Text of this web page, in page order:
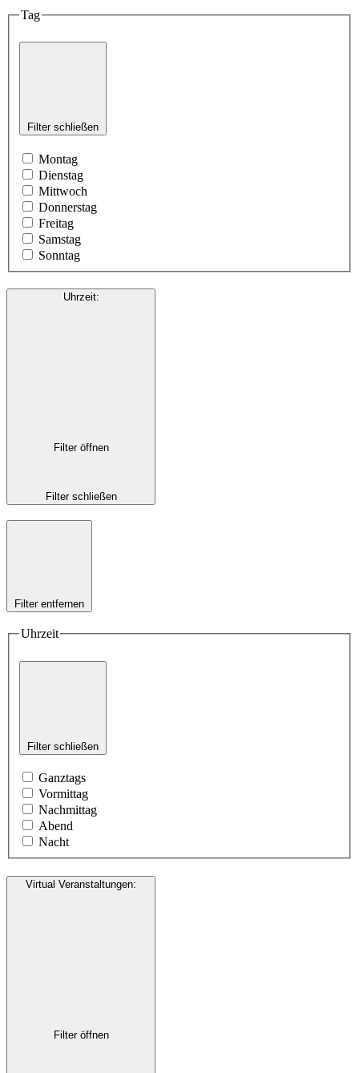
Tag
Filter schließen
Montag
Dienstag
Mittwoch
Donnerstag
Freitag
Samstag
Sonntag
Uhrzeit:
Filter öffnen
Filter schließen
Filter entfernen
Uhrzeit
Filter schließen
Ganztags
Vormittag
Nachmittag
Abend
Nacht
Virtual Veranstaltungen:
Filter öffnen